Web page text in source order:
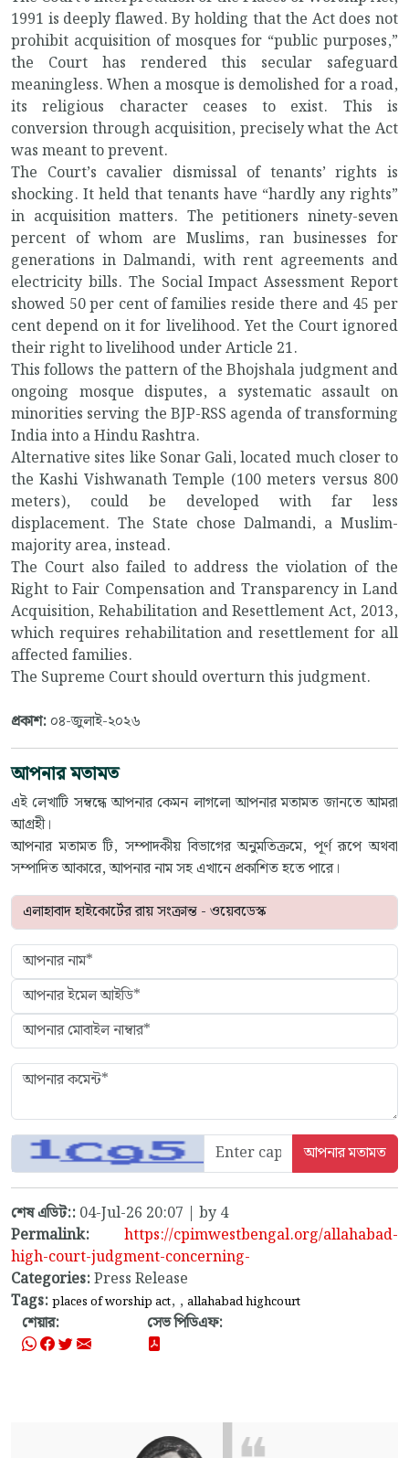
1991 is deeply flawed. By holding that the Act does not
prohibit acquisition of mosques for “public purposes,”
the Court has rendered this secular safeguard
meaningless. When a mosque is demolished for a road,
its religious character ceases to exist. This is
conversion through acquisition, precisely what the Act
was meant to prevent.
The Court’s cavalier dismissal of tenants’ rights is
shocking. It held that tenants have “hardly any rights”
in acquisition matters. The petitioners ninety-seven
percent of whom are Muslims, ran businesses for
generations in Dalmandi, with rent agreements and
electricity bills. The Social Impact Assessment Report
showed 50 per cent of families reside there and 45 per
cent depend on it for livelihood. Yet the Court ignored
their right to livelihood under Article 21.
This follows the pattern of the Bhojshala judgment and
ongoing mosque disputes, a systematic assault on
minorities serving the BJP-RSS agenda of transforming
India into a Hindu Rashtra.
Alternative sites like Sonar Gali, located much closer to
the Kashi Vishwanath Temple (100 meters versus 800
meters), could be developed with far less
displacement. The State chose Dalmandi, a Muslim-
majority area, instead.
The Court also failed to address the violation of the
Right to Fair Compensation and Transparency in Land
Acquisition, Rehabilitation and Resettlement Act, 2013,
which requires rehabilitation and resettlement for all
affected families.
The Supreme Court should overturn this judgment.
প্রকাশ: ০৪-জুলাই-২০২৬
আপনার মতামত
এই লেখাটি সম্বন্ধে আপনার কেমন লাগলো আপনার মতামত জানতে আমরা
আগ্রহী।
আপনার মতামত টি, সম্পাদকীয় বিভাগের অনুমতিক্রমে, পূর্ণ রূপে অথবা
সম্পাদিত আকারে, আপনার নাম সহ এখানে প্রকাশিত হতে পারে।
শেষ এডিট:: 04-Jul-26 20:07 | by 4
Permalink:
https://cpimwestbengal.org/allahabad-
high-court-judgment-concerning-
Categories:Press Release
Tags: places of worship act, , allahabad highcourt
শেয়ার: সেভ পিডিএফ: